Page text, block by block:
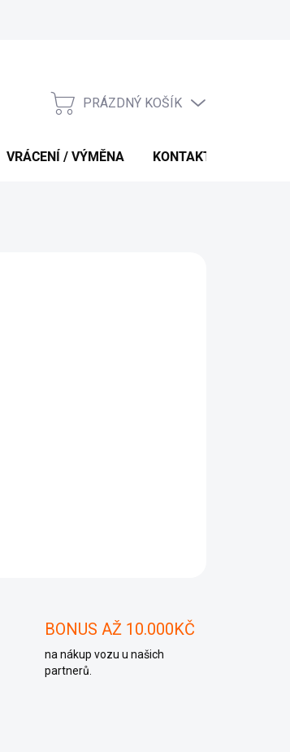
NÁKUPNÍ
PRÁZDNÝ KOŠÍK
VRÁCENÍ / VÝMĚNA KONTAKTY
BONUS AŽ 10.000KČ
na nákup vozu u našich
partnerů.